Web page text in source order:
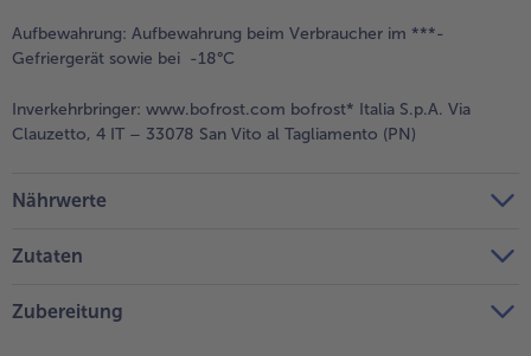
Aufbewahrung: Aufbewahrung beim Verbraucher im ***-
Gefriergerät sowie bei -18°C
Inverkehrbringer: www.bofrost.com bofrost* Italia S.p.A. Via
Clauzetto, 4 IT – 33078 San Vito al Tagliamento (PN)
Nährwerte
Zutaten
Zubereitung